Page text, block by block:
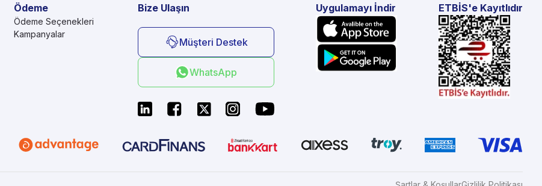
Ödeme
Ödeme Seçenekleri
Kampanyalar
Bize Ulaşın
Müşteri Destek
WhatsApp
Uygulamayı İndir ETBİS'e Kayıtlıdır